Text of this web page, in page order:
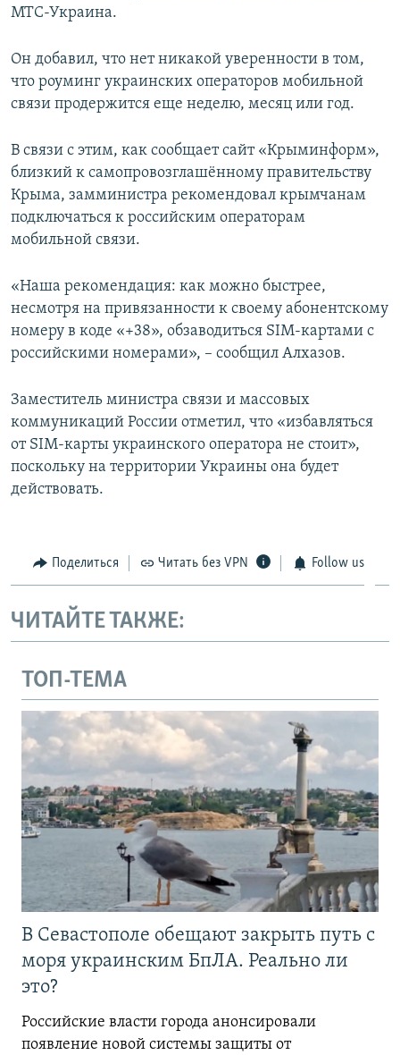
МТС-Украина.
Он добавил, что нет никакой уверенности в том,
что роуминг украинских операторов мобильной
связи продержится еще неделю, месяц или год.
В связи с этим, как сообщает сайт «Крыминформ»,
близкий к самопровозглашённому правительству
Крыма, замминистра рекомендовал крымчанам
подключаться к российским операторам
мобильной связи.
«Наша рекомендация: как можно быстрее,
несмотря на привязанности к своему абонентскому
номеру в коде «+38», обзаводиться SIM-картами с
российскими номерами», – сообщил Алхазов.
Заместитель министра связи и массовых
коммуникаций России отметил, что «избавляться
от SIM-карты украинского оператора не стоит»,
поскольку на территории Украины она будет
действовать.
Поделиться Читать без VPN Follow us
ЧИТАЙТЕ ТАКЖЕ:
ТОП-ТЕМА
В Севастополе обещают закрыть путь с
моря украинским БпЛА. Реально ли
это?
Российские власти города анонсировали
появление новой системы защиты от